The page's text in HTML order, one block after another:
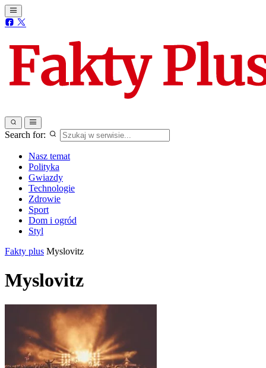
Search for:
Nasz temat
Polityka
Gwiazdy
Technologie
Zdrowie
Sport
Dom i ogród
Styl
Fakty plus Myslovitz
Myslovitz